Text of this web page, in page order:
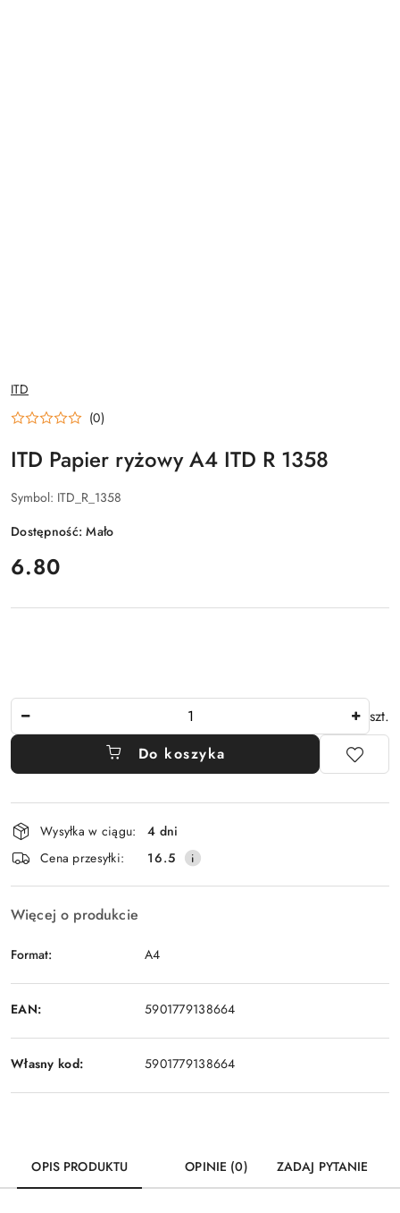
NAZWA
PRODUCENTA:
ITD
(0)
ITD Papier ryżowy A4 ITD R 1358
Symbol: ITD_R_1358
Dostępność:Mało
cena:
6.80
szt.
Do koszyka
Dostępność
i
dostawa
Wysyłka w ciągu:
4 dni
Cena przesyłki:
16.5
Więcej o produkcie
Format: A4
EAN: 5901779138664
Własny kod: 5901779138664
OPIS PRODUKTU OPINIE (0) ZADAJ PYTANIE